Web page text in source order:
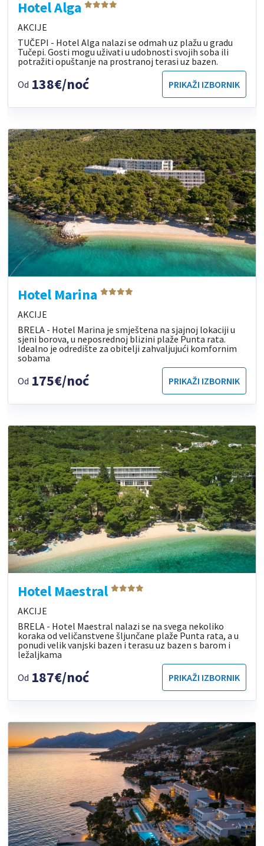
Hotel Alga
AKCIJE
TUČEPI - Hotel Alga nalazi se odmah uz plažu u gradu
Tučepi. Gosti mogu uživati u udobnosti svojih soba ili
potražiti opuštanje na prostranoj terasi uz bazen.
Od 138€/noć PRIKAŽI IZBORNIK
Hotel Marina
AKCIJE
BRELA - Hotel Marina je smještena na sjajnoj lokaciji u
sjeni borova, u neposrednoj blizini plaže Punta rata.
Idealno je odredište za obitelji zahvaljujući komfornim
sobama
Od 175€/noć PRIKAŽI IZBORNIK
Hotel Maestral
AKCIJE
BRELA - Hotel Maestral nalazi se na svega nekoliko
koraka od veličanstvene šljunčane plaže Punta rata, a u
ponudi velik vanjski bazen i terasu uz bazen s barom i
ležaljkama
Od 187€/noć PRIKAŽI IZBORNIK